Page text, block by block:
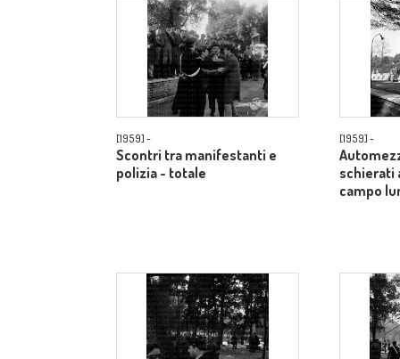
[1959] -
Scontri tra manifestanti e
polizia - totale
[1959] -
schierati
campo